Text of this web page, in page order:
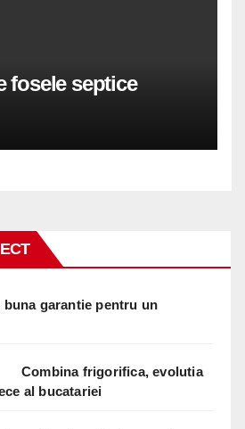
fosele septice
buna garantie pentru un
Combina frigorifica, evolutia
al bucatariei